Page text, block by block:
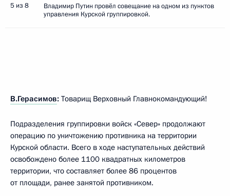
5 из 8
Владимир Путин провёл совещание на одном из пунктов
управления Курской группировкой.
В.Герасимов: Товарищ Верховный Главнокомандующий!
Подразделения группировки войск «Север» продолжают
операцию по уничтожению противника на территории
Курской области. Всего в ходе наступательных действий
освобождено более 1100 квадратных километров
территории, что составляет более 86 процентов
от площади, ранее занятой противником.